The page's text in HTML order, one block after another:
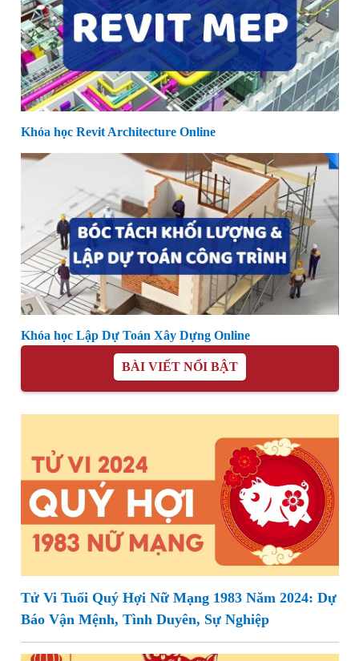
Khóa học Revit Architecture Online
Khóa học Lập Dự Toán Xây Dựng Online
BÀI VIẾT NỔI BẬT
Tử Vi Tuổi Quý Hợi Nữ Mạng 1983 Năm 2024: Dự
Báo Vận Mệnh, Tình Duyên, Sự Nghiệp